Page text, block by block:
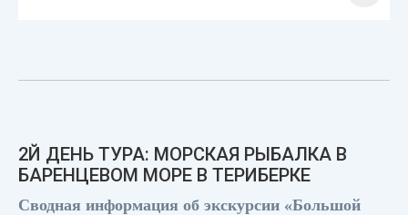
2Й ДЕНЬ ТУРА: МОРСКАЯ РЫБАЛКА В
БАРЕНЦЕВОМ МОРЕ В ТЕРИБЕРКЕ
Сводная информация об экскурсии «Большой